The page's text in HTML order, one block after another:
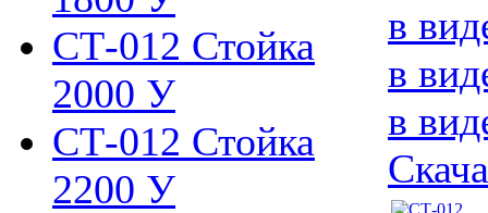
СТ-012 Стойка
2000 У
СТ-012 Стойка
2200 У
в
в
в